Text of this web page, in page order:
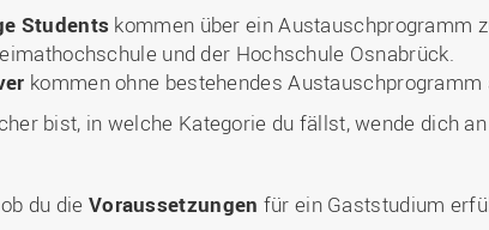
Students kommen über ein Austauschprogramm
und der Hochschule Osnabrück.
kommen ohne bestehendes
bist, in welche Kategorie du fällst, wende dich
du die Voraussetzungen für ein Gaststudium